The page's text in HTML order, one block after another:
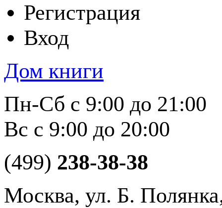
Регистрация
Вход
Дом книги
Пн-Сб с 9:00 до 21:00
Вс с 9:00 до 20:00
(499) 238-38-38
Москва, ул. Б.